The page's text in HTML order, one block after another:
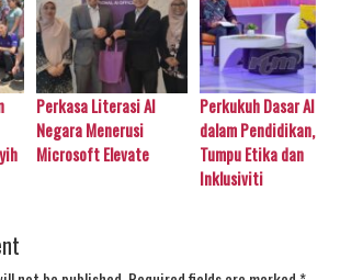
Perkasa Literasi AI
Negara Menerusi
Microsoft Elevate
Perkukuh Dasar AI
dalam Pendidikan,
Tumpu Etika dan
Inklusiviti